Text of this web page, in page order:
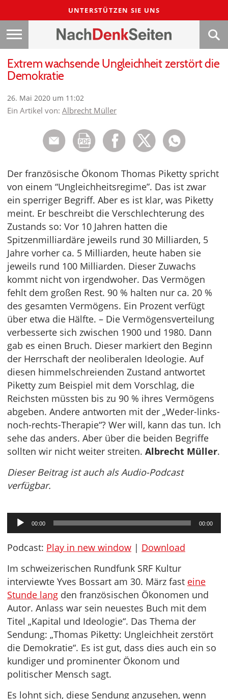
UNTERSTÜTZEN SIE UNS
Extrem wachsende Ungleichheit zerstört die
Demokratie
26. Mai 2020 um 11:02
Ein Artikel von: Albrecht Müller
Der französische Ökonom Thomas Piketty spricht
von einem “Ungleichheitsregime”. Das ist zwar
ein sperriger Begriff. Aber es ist klar, was Piketty
meint. Er beschreibt die Verschlechterung des
Zustands so: Vor 10 Jahren hatten die
Spitzenmilliardäre jeweils rund 30 Milliarden, 5
Jahre vorher ca. 5 Milliarden, heute haben sie
jeweils rund 100 Milliarden. Dieser Zuwachs
kommt nicht von irgendwoher. Das Vermögen
fehlt dem großen Rest. 90 % halten nur ca. 20 %
des gesamten Vermögens. Ein Prozent verfügt
über etwa die Hälfte. – Die Vermögensverteilung
verbesserte sich zwischen 1900 und 1980. Dann
gab es einen Bruch. Dieser markiert den Beginn
der Herrschaft der neoliberalen Ideologie. Auf
diesen himmelschreienden Zustand antwortet
Piketty zum Beispiel mit dem Vorschlag, die
Reichsten müssten bis zu 90 % ihres Vermögens
abgeben. Andere antworten mit der „Weder-links-
noch-rechts-Therapie“? Wer will, kann das tun. Ich
sehe das anders. Aber über die beiden Begriffe
sollten wir nicht weiter streiten. Albrecht Müller.
Dieser Beitrag ist auch als Audio-Podcast
verfügbar.
Audio-
Player
00:00 00:00
Podcast: Play in new window | Download
Im schweizerischen Rundfunk SRF Kultur
interviewte Yves Bossart am 30. März fast eine
Stunde lang den französischen Ökonomen und
Autor. Anlass war sein neuestes Buch mit dem
Titel „Kapital und Ideologie“. Das Thema der
Sendung: „Thomas Piketty: Ungleichheit zerstört
die Demokratie“. Es ist gut, dass dies auch ein so
kundiger und prominenter Ökonom und
politischer Mensch sagt.
Es lohnt sich, diese Sendung anzusehen, wenn